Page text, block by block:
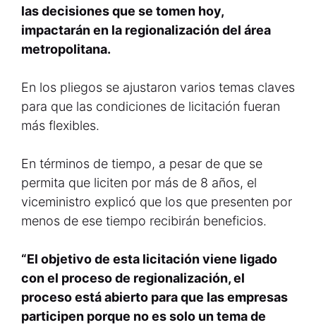
las decisiones que se tomen hoy,
impactarán en la regionalización del área
metropolitana.
En los pliegos se ajustaron varios temas claves
para que las condiciones de licitación fueran
más flexibles.
En términos de tiempo, a pesar de que se
permita que liciten por más de 8 años, el
viceministro explicó que los que presenten por
menos de ese tiempo recibirán beneficios.
“El objetivo de esta licitación viene ligado
con el proceso de regionalización, el
proceso está abierto para que las empresas
participen porque no es solo un tema de